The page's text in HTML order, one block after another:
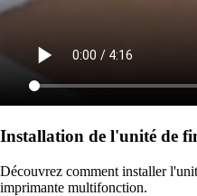
Installation de l'unité de
Découvrez comment installer
imprimante multifonction.